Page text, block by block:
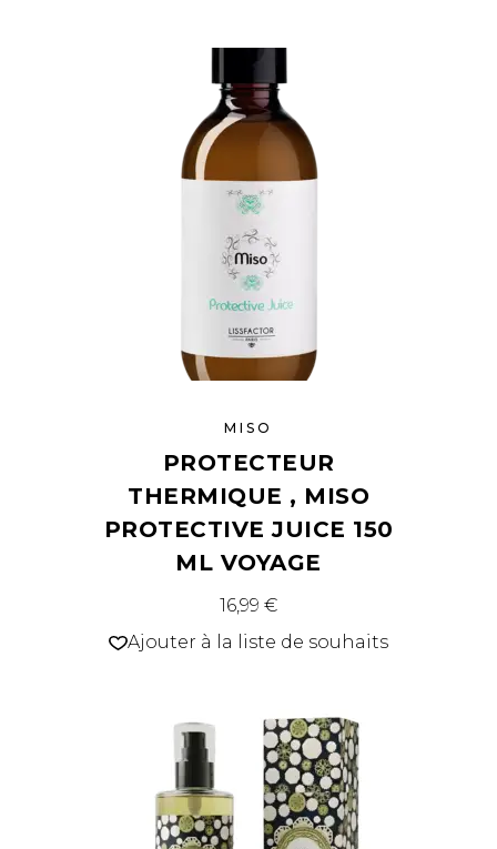
MISO
PROTECTEUR
THERMIQUE , MISO
PROTECTIVE JUICE 150
ML VOYAGE
16,99 €
Ajouter à la liste de souhaits